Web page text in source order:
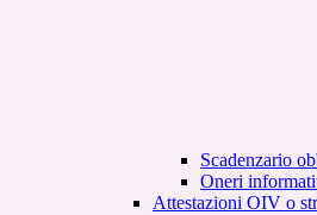
Scadenzario
Oneri
Attestazioni OIV o